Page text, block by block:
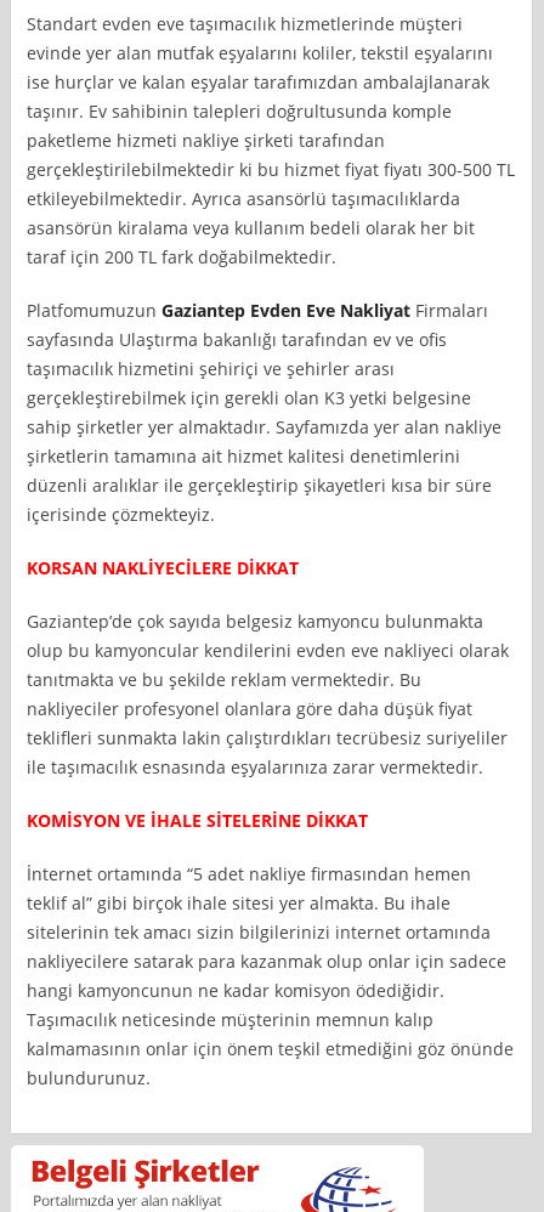
Standart evden eve taşımacılık hizmetlerinde müşteri
evinde yer alan mutfak eşyalarını koliler, tekstil eşyalarını
ise hurçlar ve kalan eşyalar tarafımızdan ambalajlanarak
taşınır. Ev sahibinin talepleri doğrultusunda komple
paketleme hizmeti nakliye şirketi tarafından
gerçekleştirilebilmektedir ki bu hizmet fiyat fiyatı 300-500 TL
etkileyebilmektedir. Ayrıca asansörlü taşımacılıklarda
asansörün kiralama veya kullanım bedeli olarak her bit
taraf için 200 TL fark doğabilmektedir.
PlatfomumuzunGaziantep Evden Eve Nakliyat Firmaları
sayfasında Ulaştırma bakanlığı tarafından ev ve ofis
taşımacılık hizmetini şehiriçi ve şehirler arası
gerçekleştirebilmek için gerekli olan K3 yetki belgesine
sahip şirketler yer almaktadır. Sayfamızda yer alan nakliye
şirketlerin tamamına ait hizmet kalitesi denetimlerini
düzenli aralıklar ile gerçekleştirip şikayetleri kısa bir süre
içerisinde çözmekteyiz.
KORSAN NAKLİYECİLERE DİKKAT
Gaziantep’de çok sayıda belgesiz kamyoncu bulunmakta
olup bu kamyoncular kendilerini evden eve nakliyeci olarak
tanıtmakta ve bu şekilde reklam vermektedir. Bu
nakliyeciler profesyonel olanlara göre daha düşük fiyat
teklifleri sunmakta lakin çalıştırdıkları tecrübesiz suriyeliler
ile taşımacılık esnasında eşyalarınıza zarar vermektedir.
KOMİSYON VE İHALE SİTELERİNE DİKKAT
İnternet ortamında “5 adet nakliye firmasından hemen
teklif al” gibi birçok ihale sitesi yer almakta. Bu ihale
sitelerinin tek amacı sizin bilgilerinizi internet ortamında
nakliyecilere satarak para kazanmak olup onlar için sadece
hangi kamyoncunun ne kadar komisyon ödediğidir.
Taşımacılık neticesinde müşterinin memnun kalıp
kalmamasının onlar için önem teşkil etmediğini göz önünde
bulundurunuz.